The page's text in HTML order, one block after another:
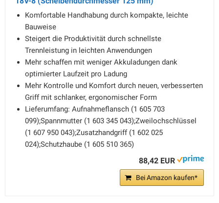
Komfortable Handhabung durch kompakte, leichte
Bauweise
Steigert die Produktivität durch schnellste
Trennleistung in leichten Anwendungen
Mehr schaffen mit weniger Akkuladungen dank
optimierter Laufzeit pro Ladung
Mehr Kontrolle und Komfort durch neuen, verbesserten
Griff mit schlanker, ergonomischer Form
Lieferumfang: Aufnahmeflansch (1 605 703
099);Spannmutter (1 603 345 043);Zweilochschlüssel
(1 607 950 043);Zusatzhandgriff (1 602 025
024);Schutzhaube (1 605 510 365)
88,42 EUR
Bei Amazon kaufen*